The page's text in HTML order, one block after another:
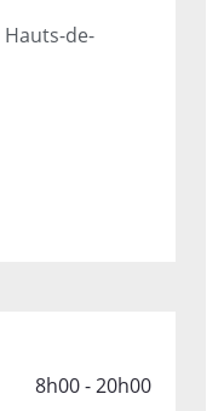
Hauts-de-
8h00 - 20h00